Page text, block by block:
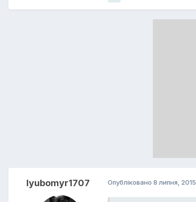
lyubomyr1707 Опубліковано 8 липня, 2015